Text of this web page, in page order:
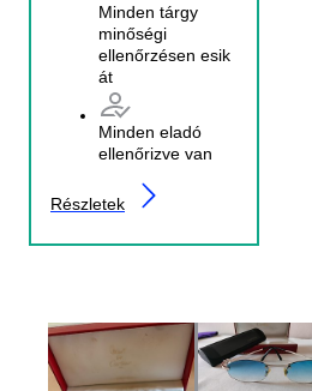
Minden tárgy
minőségi
ellenőrzésen esik
át
Minden eladó
ellenőrizve van
Részletek